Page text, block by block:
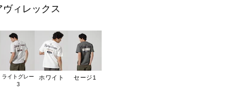
ヴィレックス
ライトグレー
3
ホワイト セージ1